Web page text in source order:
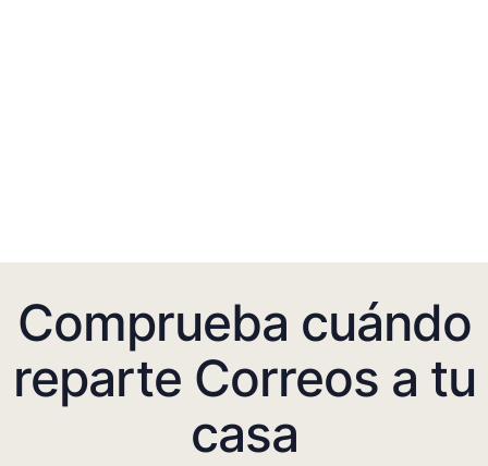
Comprueba cuándo
reparte Correos a tu
casa